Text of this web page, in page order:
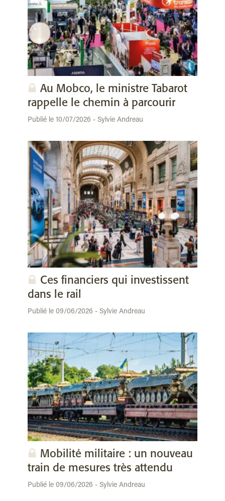
Au Mobco, le ministre Tabarot
rappelle le chemin à parcourir
Publié le 10/07/2026 - Sylvie Andreau
Ces financiers qui investissent
dans le rail
Publié le 09/06/2026 - Sylvie Andreau
Mobilité militaire : un nouveau
train de mesures très attendu
Publié le 09/06/2026 - Sylvie Andreau